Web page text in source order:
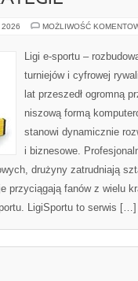
2026 MOŻLIWOŚĆ
Ligi e-sportu –
turniejów i cyfrowej
lat przeszedł ogromną
niszową formą
stanowi dynamicznie
i biznesowe.
drużyny zatrudniają
przyciągają fanów z wielu
LigiSportu to serwis […]